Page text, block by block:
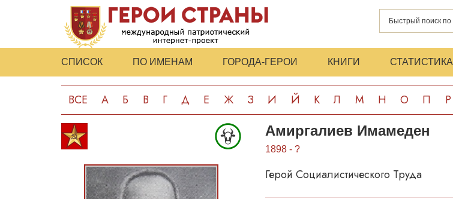
СПИСОК ПО ИМЕНАМ ГОРОДА-ГЕРОИ КНИГИ СТАТИСТИКА
ВСЕ А Б В Г Д Е Ж З И Й К Л М Н О П Р
Амиргалиев Имамеден
1898 - ?
Герой Социалистического Труда